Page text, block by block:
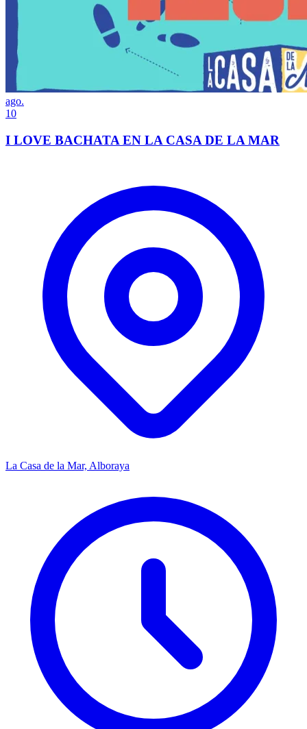
ago.
10
I LOVE BACHATA EN LA CASA DE LA MAR
La Casa de la Mar, Alboraya